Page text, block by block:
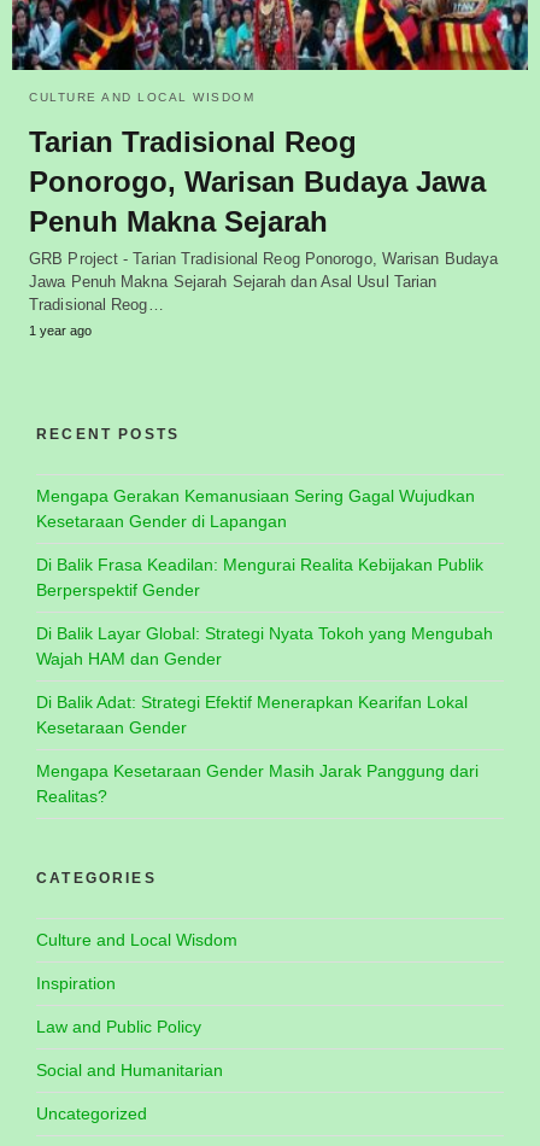
CULTURE AND LOCAL WISDOM
Tarian Tradisional Reog
Ponorogo, Warisan Budaya Jawa
Penuh Makna Sejarah
GRB Project - Tarian Tradisional Reog Ponorogo, Warisan Budaya
Jawa Penuh Makna Sejarah Sejarah dan Asal Usul Tarian
Tradisional Reog…
1 year ago
RECENT POSTS
Mengapa Gerakan Kemanusiaan Sering Gagal Wujudkan
Kesetaraan Gender di Lapangan
Di Balik Frasa Keadilan: Mengurai Realita Kebijakan Publik
Berperspektif Gender
Di Balik Layar Global: Strategi Nyata Tokoh yang Mengubah
Wajah HAM dan Gender
Di Balik Adat: Strategi Efektif Menerapkan Kearifan Lokal
Kesetaraan Gender
Mengapa Kesetaraan Gender Masih Jarak Panggung dari
Realitas?
CATEGORIES
Culture and Local Wisdom
Inspiration
Law and Public Policy
Social and Humanitarian
Uncategorized